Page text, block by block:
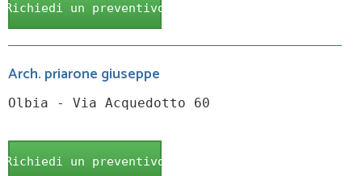
Richiedi un preventivo
Arch. priarone giuseppe
Olbia - Via Acquedotto 60
Richiedi un preventivo